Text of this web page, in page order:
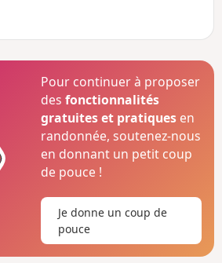
montée de Rainton Meadows à
devient plus plat. Pour profiter
naturels, cette balade peut se faire
Pour continuer à proposer
desfonctionnalités
gratuites et pratiques en
randonnée, soutenez-nous
en donnant un petit coup
de pouce !
Je donne un coup de
pouce